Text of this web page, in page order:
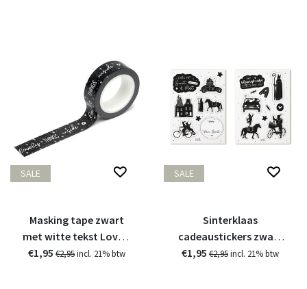
SALE
Masking tape zwart
met witte tekst Lovely
things inside
€1,95 €2,95incl. 21% btw
SALE
Sinterklaas
cadeaustickers zwart
wit
€1,95 €2,95incl. 21% btw